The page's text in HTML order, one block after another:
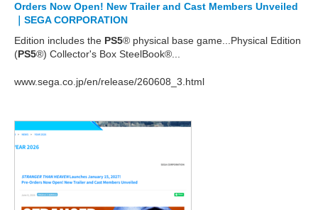
Orders Now Open! New Trailer and Cast Members Unveiled
｜SEGA CORPORATION
Edition includes the PS5® physical base game...Physical Edition
(PS5®) Collector's Box SteelBook®...
www.sega.co.jp/en/release/260608_3.html